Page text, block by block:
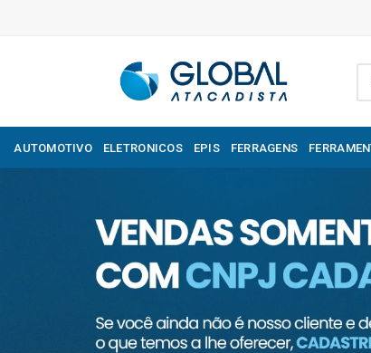
AUTOMOTIVO ELETRONICOS EPIS FERRAGENS